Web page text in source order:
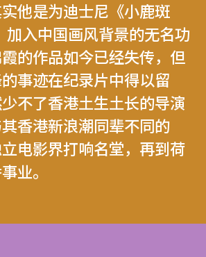
他是为迪士尼《小鹿斑
加入中国画风背景的无名功
的作品如今已经失传，但
事迹在纪录片中得以留
不了香港土生土长的导演
香港新浪潮同辈不同的
电影界打响名堂，再到荷
业。